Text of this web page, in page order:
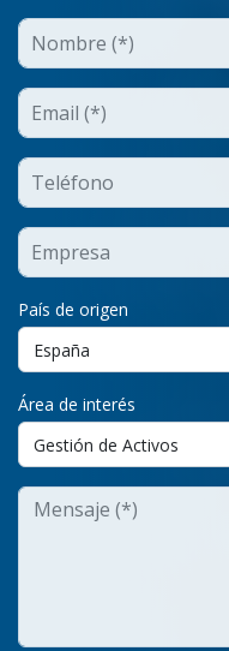
País de origen
Área de interés